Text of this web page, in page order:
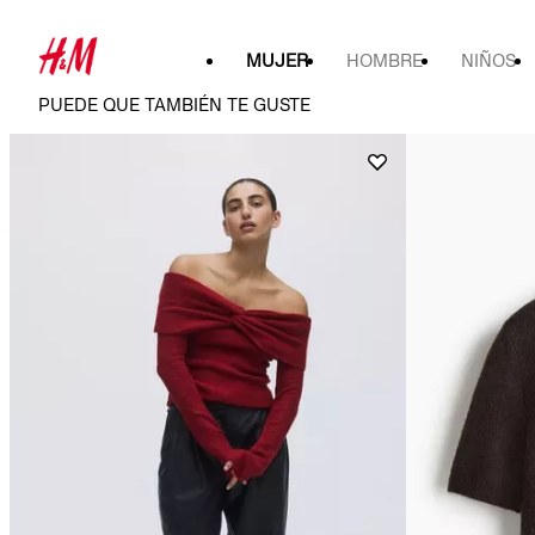
MUJER HOMBRE NIÑOS
PUEDE QUE TAMBIÉN TE GUSTE